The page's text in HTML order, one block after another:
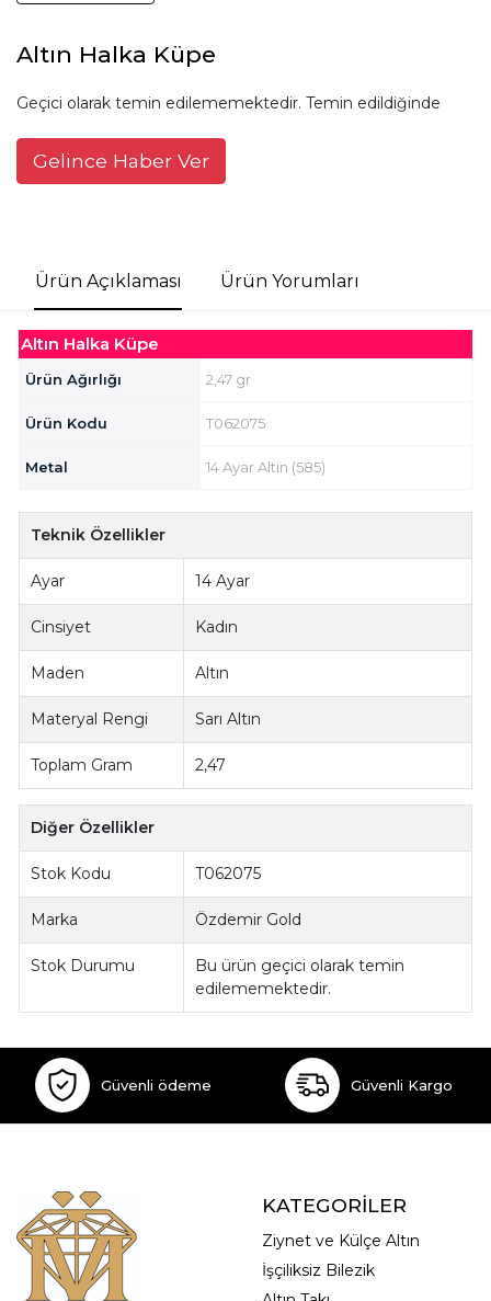
Altın Halka Küpe
Geçici olarak temin edilememektedir. Temin edildiğinde
Gelince Haber Ver
Ürün Açıklaması Ürün Yorumları
Altın Halka Küpe
Ürün Ağırlığı 2,47 gr
Ürün Kodu T062075
Metal 14 Ayar Altın (585)
Teknik Özellikler
Ayar 14 Ayar
Cinsiyet Kadın
Maden Altın
Materyal Rengi Sarı Altın
Toplam Gram 2,47
Diğer Özellikler
Stok Kodu T062075
Marka Özdemir Gold
Stok Durumu
Bu ürün geçici olarak temin
edilememektedir.
Güvenli ödeme Güvenli Kargo
KATEGORİLER
Ziynet ve Külçe Altın
İşçiliksiz Bilezik